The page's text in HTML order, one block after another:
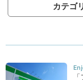
カテゴ